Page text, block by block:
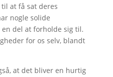
at få sat deres
nogle solide
del at forholde sig til.
for os selv, blandt
at det bliver en hurtig